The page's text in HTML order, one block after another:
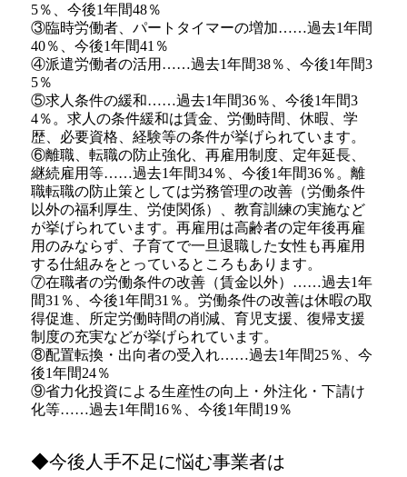
5％、今後1年間48％
③臨時労働者、パートタイマーの増加……過去1年間
40％、今後1年間41％
④派遣労働者の活用……過去1年間38％、今後1年間3
5％
⑤求人条件の緩和……過去1年間36％、今後1年間3
4％。求人の条件緩和は賃金、労働時間、休暇、学
歴、必要資格、経験等の条件が挙げられています。
⑥離職、転職の防止強化、再雇用制度、定年延長、
継続雇用等……過去1年間34％、今後1年間36％。離
職転職の防止策としては労務管理の改善（労働条件
以外の福利厚生、労使関係）、教育訓練の実施など
が挙げられています。再雇用は高齢者の定年後再雇
用のみならず、子育てで一旦退職した女性も再雇用
する仕組みをとっているところもあります。
⑦在職者の労働条件の改善（賃金以外）……過去1年
間31％、今後1年間31％。労働条件の改善は休暇の取
得促進、所定労働時間の削減、育児支援、復帰支援
制度の充実などが挙げられています。
⑧配置転換・出向者の受入れ……過去1年間25％、今
後1年間24％
⑨省力化投資による生産性の向上・外注化・下請け
化等……過去1年間16％、今後1年間19％
◆今後人手不足に悩む事業者は